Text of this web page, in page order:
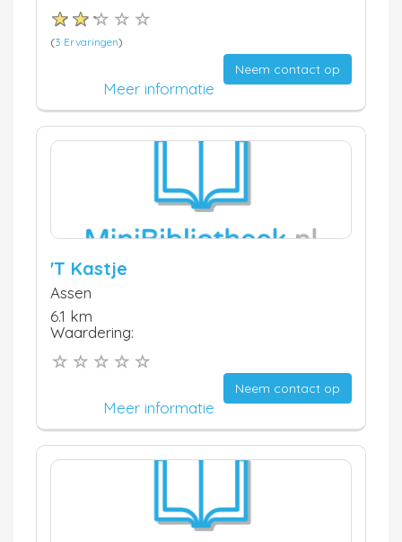
(3 Ervaringen)
Neem contact op
Meer informatie
'T Kastje
Assen
6.1 km
Waardering:
Neem contact op
Meer informatie